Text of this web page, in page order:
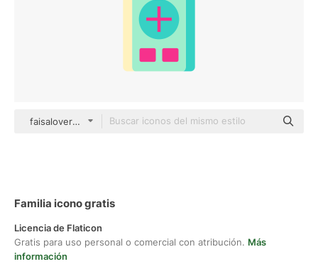
faisalovers Others
Familia icono gratis
Licencia de Flaticon
Gratis para uso personal o comercial con atribución. Más
información